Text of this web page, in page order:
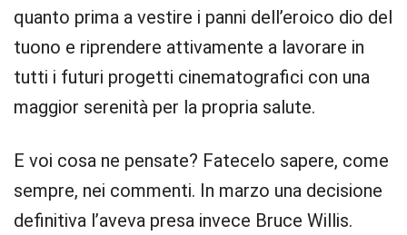
quanto prima a vestire i panni dell’eroico dio del
tuono e riprendere attivamente a lavorare in
tutti i futuri progetti cinematografici con una
maggior serenità per la propria salute.
E voi cosa ne pensate? Fatecelo sapere, come
sempre, nei commenti. In marzo una decisione
definitiva l’aveva presa invece Bruce Willis.